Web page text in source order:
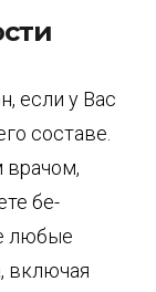
если у Вас
со­ставе.
врачом,
бе­
любые
включая